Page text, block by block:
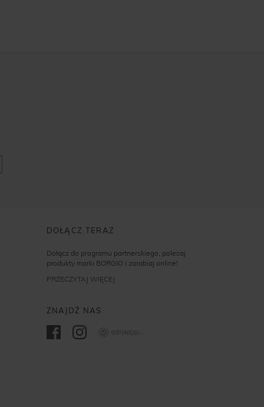
DOŁĄCZ TERAZ
Dołącz do programu partnerskiego, polecaj
produkty marki BORGIO i zarabiaj online!
PRZECZYTAJ WIĘCEJ
ZNAJDŹ NAS